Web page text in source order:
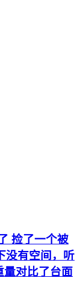
捡了一个被
没有空间，听
量对比了台面